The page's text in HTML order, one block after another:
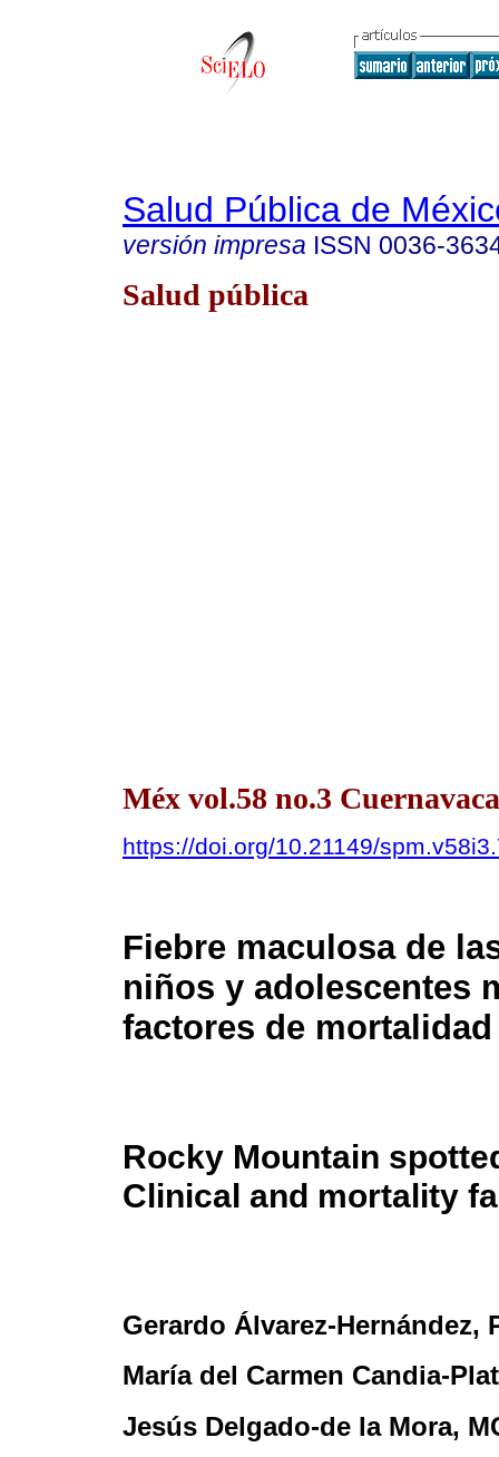
Salud Pública de
versión impresa ISSN 0036-
Salud pública
Méx vol.58 no.3
https://doi.org/10.21149/
Fiebre maculosa de
niños y adolescentes
factores de mortalidad
Rocky Mountain
Clinical and mortality
Gerardo Álvarez-Hernández,
María del Carmen Candia-
Jesús Delgado-de la Mora,